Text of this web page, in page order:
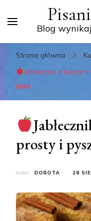
Blog
Strona główna
Jabłecznik z kaszy
jajek
prosty i
Autor: DOROTA 28